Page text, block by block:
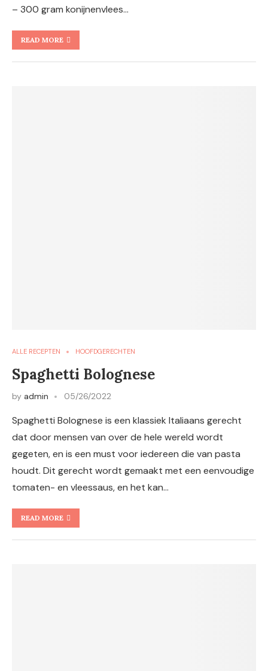
– 300 gram konijnenvlees…
READ MORE
ALLE RECEPTEN HOOFDGERECHTEN
Spaghetti Bolognese
by admin 05/26/2022
Spaghetti Bolognese is een klassiek Italiaans gerecht
dat door mensen van over de hele wereld wordt
gegeten, en is een must voor iedereen die van pasta
houdt. Dit gerecht wordt gemaakt met een eenvoudige
tomaten- en vleessaus, en het kan…
READ MORE